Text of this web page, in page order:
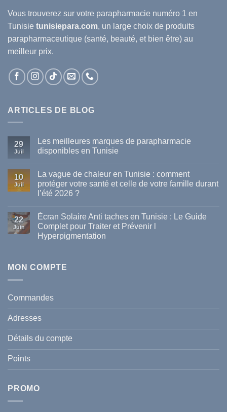
Vous trouverez sur votre parapharmacie numéro 1 en
Tunisie tunisiepara.com, un large choix de produits
parapharmaceutique (santé, beauté, et bien être) au
meilleur prix.
ARTICLES DE BLOG
29
Juil
Les meilleures marques de parapharmacie
disponibles en Tunisie
sur
Les
meilleures
marques
disponibles
en
Tunisie
10
Juil
La vague de chaleur en Tunisie : comment
protéger votre santé et celle de votre famille durant
l’été 2026 ?
commentaire
sur
La
vague
de
comment
et
celle
de
votre
famille
durant
l’été
2026
?
22
Juin
Écran Solaire Anti taches en Tunisie : Le Guide
Complet pour Traiter et Prévenir l
Hyperpigmentation
Écran
Tunisie
Guide
Traiter
Prévenir
MON COMPTE
Commandes
Adresses
Détails du compte
Points
PROMO